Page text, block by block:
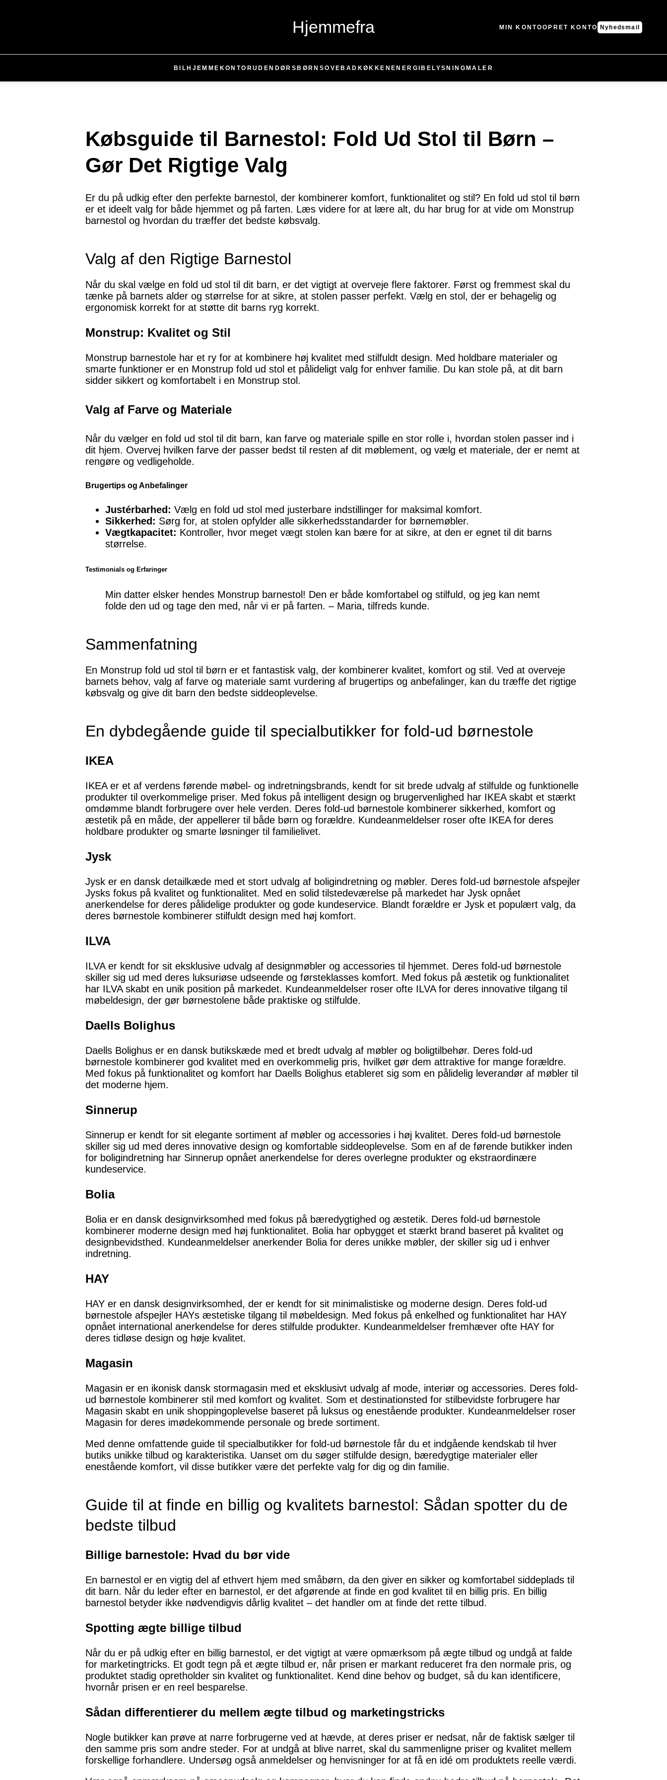
Hjemmefra MIN KONTOOPRET KONTO Nyhedsmail
BIL HJEMMEKONTORUDENDØRS BØRN SOVE BAD KØKKEN ENERGI BELYSNING MALER
Købsguide til Barnestol: Fold Ud Stol til Børn –
Gør Det Rigtige Valg
Er du på udkig efter den perfekte barnestol, der kombinerer komfort, funktionalitet og stil? En fold ud stol til børn
er et ideelt valg for både hjemmet og på farten. Læs videre for at lære alt, du har brug for at vide om Monstrup
barnestol og hvordan du træffer det bedste købsvalg.
Valg af den Rigtige Barnestol
Når du skal vælge en fold ud stol til dit barn, er det vigtigt at overveje flere faktorer. Først og fremmest skal du
tænke på barnets alder og størrelse for at sikre, at stolen passer perfekt. Vælg en stol, der er behagelig og
ergonomisk korrekt for at støtte dit barns ryg korrekt.
Monstrup: Kvalitet og Stil
Monstrup barnestole har et ry for at kombinere høj kvalitet med stilfuldt design. Med holdbare materialer og
smarte funktioner er en Monstrup fold ud stol et pålideligt valg for enhver familie. Du kan stole på, at dit barn
sidder sikkert og komfortabelt i en Monstrup stol.
Valg af Farve og Materiale
Når du vælger en fold ud stol til dit barn, kan farve og materiale spille en stor rolle i, hvordan stolen passer ind i
dit hjem. Overvej hvilken farve der passer bedst til resten af dit møblement, og vælg et materiale, der er nemt at
rengøre og vedligeholde.
Brugertips og Anbefalinger
Justérbarhed: Vælg en fold ud stol med justerbare indstillinger for maksimal komfort.
Sikkerhed: Sørg for, at stolen opfylder alle sikkerhedsstandarder for børnemøbler.
Vægtkapacitet: Kontroller, hvor meget vægt stolen kan bære for at sikre, at den er egnet til dit barns
størrelse.
Testimonials og Erfaringer
Min datter elsker hendes Monstrup barnestol! Den er både komfortabel og stilfuld, og jeg kan nemt
folde den ud og tage den med, når vi er på farten. – Maria, tilfreds kunde.
Sammenfatning
En Monstrup fold ud stol til børn er et fantastisk valg, der kombinerer kvalitet, komfort og stil. Ved at overveje
barnets behov, valg af farve og materiale samt vurdering af brugertips og anbefalinger, kan du træffe det rigtige
købsvalg og give dit barn den bedste siddeoplevelse.
En dybdegående guide til specialbutikker for fold-ud børnestole
IKEA
IKEA er et af verdens førende møbel- og indretningsbrands, kendt for sit brede udvalg af stilfulde og funktionelle
produkter til overkommelige priser. Med fokus på intelligent design og brugervenlighed har IKEA skabt et stærkt
omdømme blandt forbrugere over hele verden. Deres fold-ud børnestole kombinerer sikkerhed, komfort og
æstetik på en måde, der appellerer til både børn og forældre. Kundeanmeldelser roser ofte IKEA for deres
holdbare produkter og smarte løsninger til familielivet.
Jysk
Jysk er en dansk detailkæde med et stort udvalg af boligindretning og møbler. Deres fold-ud børnestole afspejler
Jysks fokus på kvalitet og funktionalitet. Med en solid tilstedeværelse på markedet har Jysk opnået
anerkendelse for deres pålidelige produkter og gode kundeservice. Blandt forældre er Jysk et populært valg, da
deres børnestole kombinerer stilfuldt design med høj komfort.
ILVA
ILVA er kendt for sit eksklusive udvalg af designmøbler og accessories til hjemmet. Deres fold-ud børnestole
skiller sig ud med deres luksuriøse udseende og førsteklasses komfort. Med fokus på æstetik og funktionalitet
har ILVA skabt en unik position på markedet. Kundeanmeldelser roser ofte ILVA for deres innovative tilgang til
møbeldesign, der gør børnestolene både praktiske og stilfulde.
Daells Bolighus
Daells Bolighus er en dansk butikskæde med et bredt udvalg af møbler og boligtilbehør. Deres fold-ud
børnestole kombinerer god kvalitet med en overkommelig pris, hvilket gør dem attraktive for mange forældre.
Med fokus på funktionalitet og komfort har Daells Bolighus etableret sig som en pålidelig leverandør af møbler til
det moderne hjem.
Sinnerup
Sinnerup er kendt for sit elegante sortiment af møbler og accessories i høj kvalitet. Deres fold-ud børnestole
skiller sig ud med deres innovative design og komfortable siddeoplevelse. Som en af de førende butikker inden
for boligindretning har Sinnerup opnået anerkendelse for deres overlegne produkter og ekstraordinære
kundeservice.
Bolia
Bolia er en dansk designvirksomhed med fokus på bæredygtighed og æstetik. Deres fold-ud børnestole
kombinerer moderne design med høj funktionalitet. Bolia har opbygget et stærkt brand baseret på kvalitet og
designbevidsthed. Kundeanmeldelser anerkender Bolia for deres unikke møbler, der skiller sig ud i enhver
indretning.
HAY
HAY er en dansk designvirksomhed, der er kendt for sit minimalistiske og moderne design. Deres fold-ud
børnestole afspejler HAYs æstetiske tilgang til møbeldesign. Med fokus på enkelhed og funktionalitet har HAY
opnået international anerkendelse for deres stilfulde produkter. Kundeanmeldelser fremhæver ofte HAY for
deres tidløse design og høje kvalitet.
Magasin
Magasin er en ikonisk dansk stormagasin med et eksklusivt udvalg af mode, interiør og accessories. Deres fold-
ud børnestole kombinerer stil med komfort og kvalitet. Som et destinationsted for stilbevidste forbrugere har
Magasin skabt en unik shoppingoplevelse baseret på luksus og enestående produkter. Kundeanmeldelser roser
Magasin for deres imødekommende personale og brede sortiment.
Med denne omfattende guide til specialbutikker for fold-ud børnestole får du et indgående kendskab til hver
butiks unikke tilbud og karakteristika. Uanset om du søger stilfulde design, bæredygtige materialer eller
enestående komfort, vil disse butikker være det perfekte valg for dig og din familie.
Guide til at finde en billig og kvalitets barnestol: Sådan spotter du de
bedste tilbud
Billige barnestole: Hvad du bør vide
En barnestol er en vigtig del af ethvert hjem med småbørn, da den giver en sikker og komfortabel siddeplads til
dit barn. Når du leder efter en barnestol, er det afgørende at finde en god kvalitet til en billig pris. En billig
barnestol betyder ikke nødvendigvis dårlig kvalitet – det handler om at finde det rette tilbud.
Spotting ægte billige tilbud
Når du er på udkig efter en billig barnestol, er det vigtigt at være opmærksom på ægte tilbud og undgå at falde
for marketingtricks. Et godt tegn på et ægte tilbud er, når prisen er markant reduceret fra den normale pris, og
produktet stadig opretholder sin kvalitet og funktionalitet. Kend dine behov og budget, så du kan identificere,
hvornår prisen er en reel besparelse.
Sådan differentierer du mellem ægte tilbud og marketingstricks
Nogle butikker kan prøve at narre forbrugerne ved at hævde, at deres priser er nedsat, når de faktisk sælger til
den samme pris som andre steder. For at undgå at blive narret, skal du sammenligne priser og kvalitet mellem
forskellige forhandlere. Undersøg også anmeldelser og henvisninger for at få en idé om produktets reelle værdi.